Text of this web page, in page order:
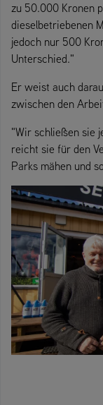
zu 50.000 Kronen
dieselbetriebenen
jedoch nur 500
Unterschied."
Er weist auch
zwischen den
"Wir schließen sie
reicht sie für den
Parks mähen und